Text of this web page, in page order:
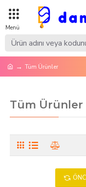
Tüm Ürünler
Tüm Ürünler